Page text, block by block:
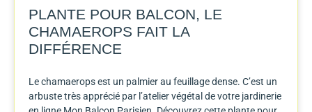
PLANTE POUR BALCON, LE
CHAMAEROPS FAIT LA
DIFFÉRENCE
Le chamaerops est un palmier au feuillage dense. C’est un
arbuste très apprécié par l’atelier végétal de votre jardinerie